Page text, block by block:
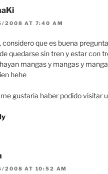
2008 AT 7:40 AM
considero que es buena
quedarse sin tren y estar con
mangas y mangas y
hehe
gustaria haber podido visitar
2008 AT 10:52 AM